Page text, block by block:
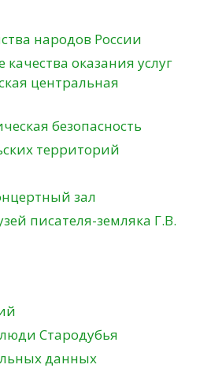
народов России
качества оказания услуг
центральная
безопасность
территорий
зал
писателя-земляка Г.В.
Стародубья
данных